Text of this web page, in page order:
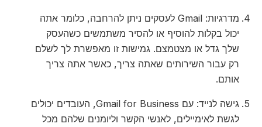
מדרגיות: Gmail לעסקים ניתן להרחבה, כלומר אתה
יכול בקלות להוסיף או להסיר משתמשים כשהעסק
שלך גדל או מצטמצם. גמישות זו מאפשרת לך לשלם
רק עבור השירותים שאתה צריך, כאשר אתה צריך
אותם.
גישה לנייד: עם Gmail for Business, העובדים יכולים
לגשת לאימיילים, לאנשי הקשר וליומנים שלהם מכל